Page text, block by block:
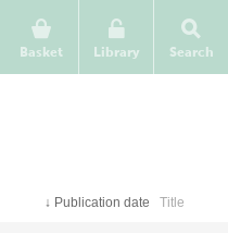
Basket
Library Search
↓ Publication date Title